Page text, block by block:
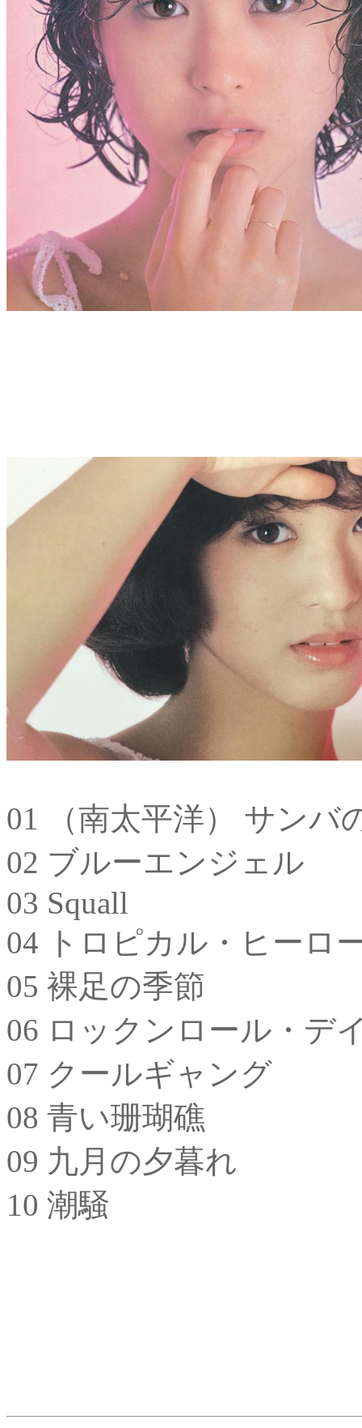
01 （南太平洋） サンバ
02 ブルーエンジェル
03 Squall
04 トロピカル・ヒーロ
05 裸足の季節
06 ロックンロール・デ
07 クールギャング
08 青い珊瑚礁
09 九月の夕暮れ
10 潮騒